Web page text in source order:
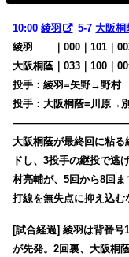
10:00綾羽 5-7大阪桐
綾羽
｜000｜101｜
大阪桐蔭｜033｜100｜
投手：綾羽=矢野→野村
投手：大阪桐蔭=川原→
大阪桐蔭が最終回に粘
ドし、3投手の継投で逃
村亮輔が、5回から8回
打線を無失点に抑え込む
[試合経過] 綾羽は背番号
が先発。2回裏、大阪桐